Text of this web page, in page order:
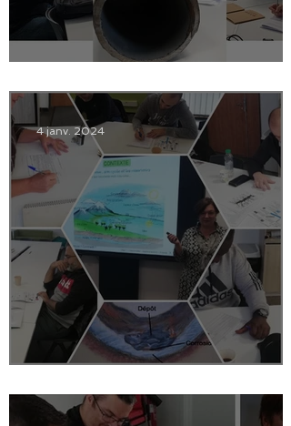
4 janv. 2024